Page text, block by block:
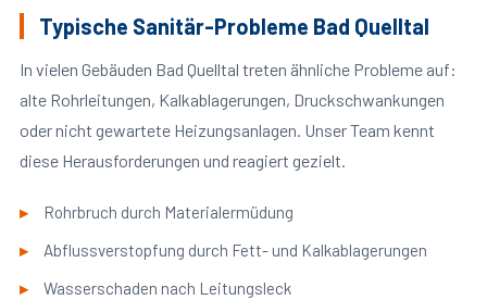
Typische Sanitär-Probleme Bad Quelltal
In vielen Gebäuden Bad Quelltal treten ähnliche Probleme auf:
alte Rohrleitungen, Kalkablagerungen, Druckschwankungen
oder nicht gewartete Heizungsanlagen. Unser Team kennt
diese Herausforderungen und reagiert gezielt.
Rohrbruch durch Materialermüdung
Abflussverstopfung durch Fett- und Kalkablagerungen
Wasserschaden nach Leitungsleck